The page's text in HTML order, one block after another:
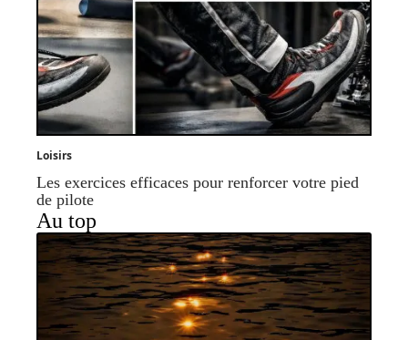
Loisirs
Les exercices efficaces pour renforcer votre pied
de pilote
Au top